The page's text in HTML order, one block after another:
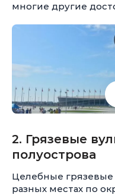
многие другие
2. Грязевые
полуострова
Целебные
разных местах по